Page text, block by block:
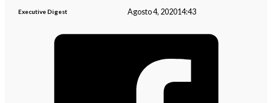
Executive Digest Agosto 4, 202014:43